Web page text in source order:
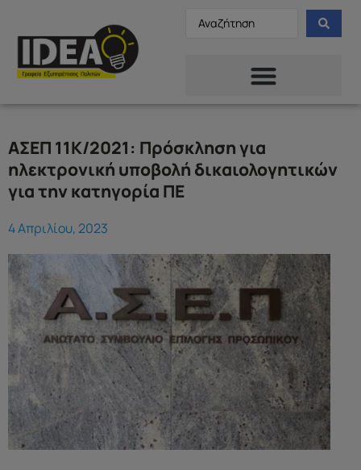
ΑΣΕΠ 11Κ/2021: Πρόσκληση για
ηλεκτρονική υποβολή δικαιολογητικών
για την κατηγορία ΠΕ
4 Απριλίου, 2023